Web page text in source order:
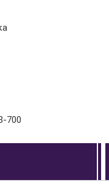
700